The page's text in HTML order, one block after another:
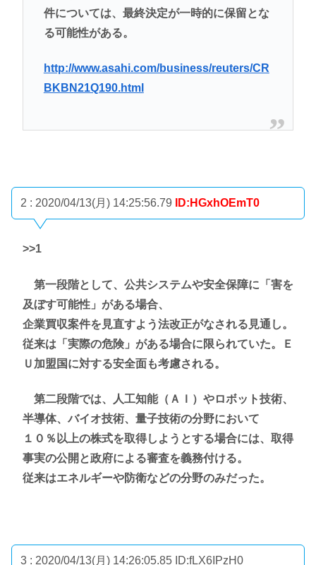
件については、最終決定が一時的に保留とな
る可能性がある。
http://www.asahi.com/business/reuters/CR
BKBN21Q190.html
2 : 2020/04/13(月) 14:25:56.79 ID:HGxhOEmT0
>>1
第一段階として、公共システムや安全保障に「害を
及ぼす可能性」がある場合、
企業買収案件を見直すよう法改正がなされる見通し。
従来は「実際の危険」がある場合に限られていた。Ｅ
Ｕ加盟国に対する安全面も考慮される。
第二段階では、人工知能（ＡＩ）やロボット技術、
半導体、バイオ技術、量子技術の分野において
１０％以上の株式を取得しようとする場合には、取得
事実の公開と政府による審査を義務付ける。
従来はエネルギーや防衛などの分野のみだった。
3 : 2020/04/13(月) 14:26:05.85 ID:fLX6IPzH0